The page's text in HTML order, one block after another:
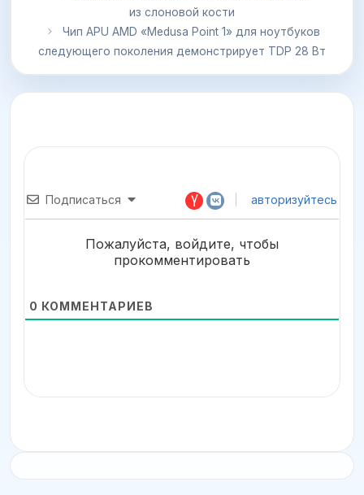
из слоновой кости
Чип APU AMD «Medusa Point 1» для ноутбуков
следующего поколения демонстрирует TDP 28 Вт
Подписаться авторизуйтесь
Пожалуйста, войдите, чтобы
прокомментировать
0 КОММЕНТАРИЕВ